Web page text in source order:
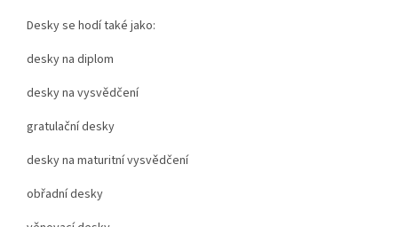
Desky se hodí také jako:
desky na diplom
desky na vysvědčení
gratulační desky
desky na maturitní vysvědčení
obřadní desky